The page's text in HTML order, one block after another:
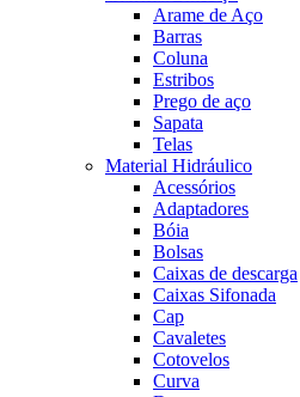
Arame de Aço
Barras
Coluna
Estribos
Prego de aço
Sapata
Telas
Material Hidráulico
Acessórios
Adaptadores
Bóia
Bolsas
Caixas de descarga
Caixas Sifonada
Cap
Cavaletes
Cotovelos
Curva